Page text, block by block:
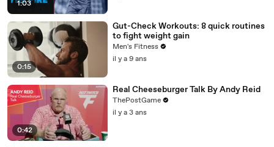
1:03
0:15
Gut-Check Workouts: 8 quick routines
to fight weight gain
Men's Fitness
il y a 9 ans
0:42
Real Cheeseburger Talk By Andy Reid
ThePostGame
il y a 3 ans